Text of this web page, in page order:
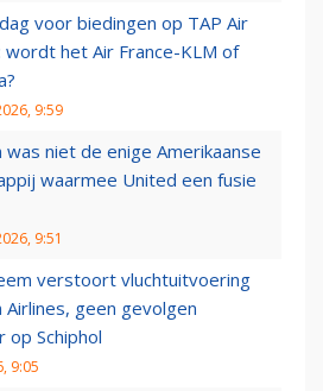
voor biedingen op TAP Air
wordt het Air France-KLM of
9:59
was niet de enige Amerikaanse
waarmee United een fusie
9:51
verstoort vluchtuitvoering
Airlines, geen gevolgen
op Schiphol
9:05